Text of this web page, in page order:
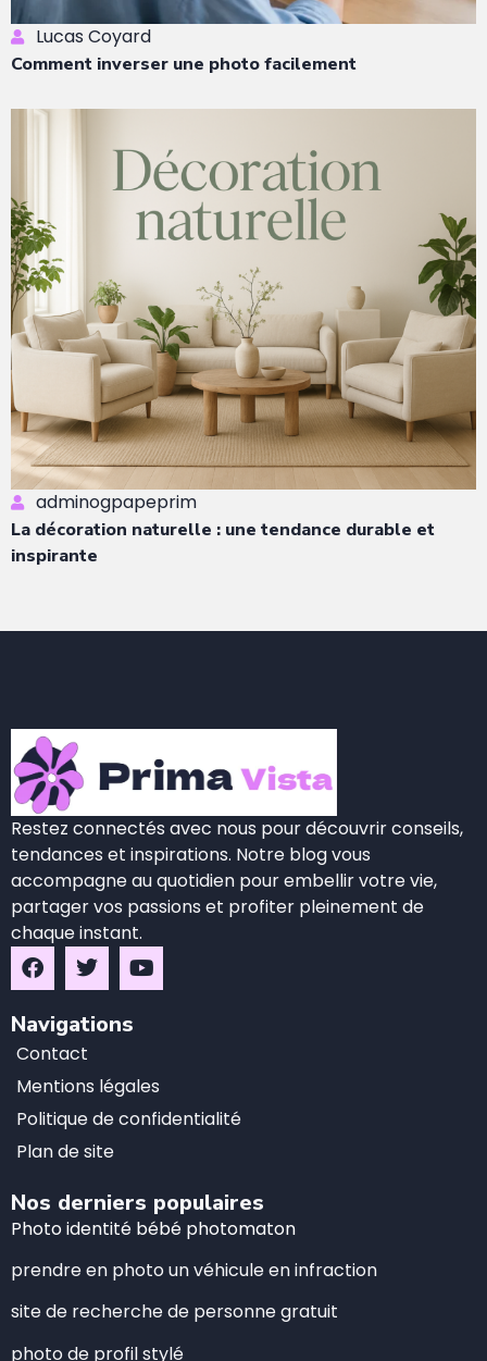
Lucas Coyard
Comment inverser une photo facilement
adminogpapeprim
La décoration naturelle : une tendance durable et
inspirante
Restez connectés avec nous pour découvrir conseils,
tendances et inspirations. Notre blog vous
accompagne au quotidien pour embellir votre vie,
partager vos passions et profiter pleinement de
chaque instant.
Navigations
Contact
Mentions légales
Politique de confidentialité
Plan de site
Nos derniers populaires
Photo identité bébé photomaton
prendre en photo un véhicule en infraction
site de recherche de personne gratuit
photo de profil stylé